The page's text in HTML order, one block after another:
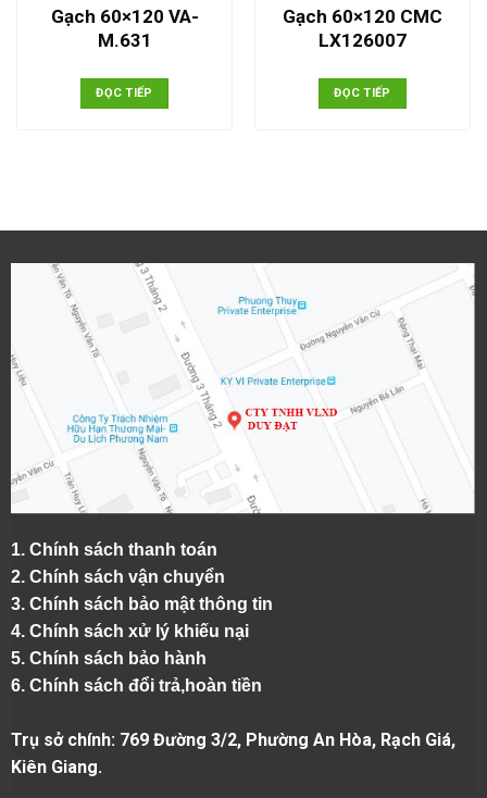
Gạch 60×120 VA-
M.631
ĐỌC TIẾP
Gạch 60×120 CMC
LX126007
ĐỌC TIẾP
1. Chính sách thanh toán
2. Chính sách vận chuyển
3. Chính sách bảo mật thông tin
4. Chính sách xử lý khiếu nại
5. Chính sách bảo hành
6. Chính sách đổi trả,hoàn tiền
Trụ sở chính: 769 Đường 3/2, Phường An Hòa, Rạch Giá,
Kiên Giang.